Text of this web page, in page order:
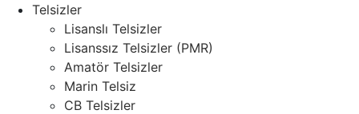
Telsizler
Lisanslı Telsizler
Lisanssız Telsizler (PMR)
Amatör Telsizler
Marin Telsiz
CB Telsizler